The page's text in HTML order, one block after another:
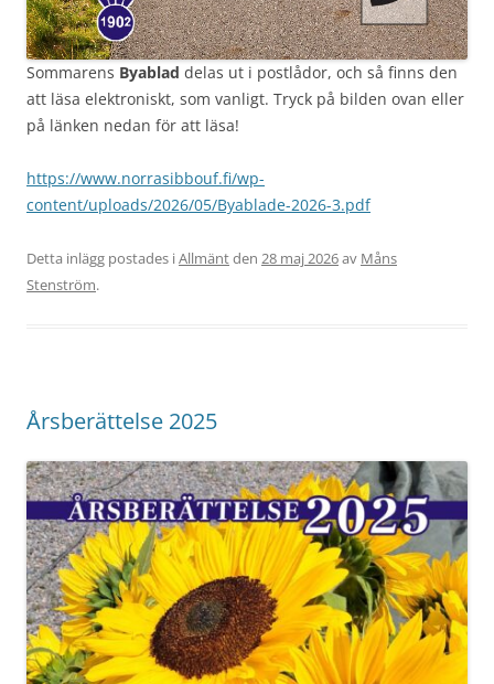
Sommarens Byablad delas ut i postlådor, och så finns den
att läsa elektroniskt, som vanligt. Tryck på bilden ovan eller
på länken nedan för att läsa!
https://www.norrasibbouf.fi/wp-
content/uploads/2026/05/Byablade-2026-3.pdf
Detta inlägg postades iAllmäntden 28 maj 2026av Måns
Stenström.
Årsberättelse 2025